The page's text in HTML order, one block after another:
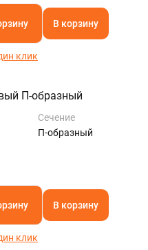
В корзину
клик
П-образный
Сечение
П-образный
В корзину
клик